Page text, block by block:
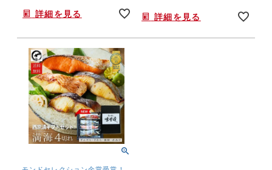
詳細を見る 詳細を見る